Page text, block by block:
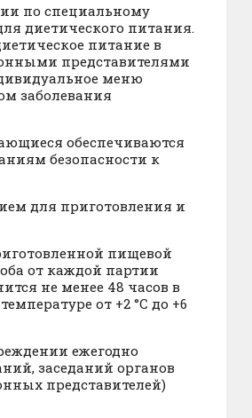
по специальному
диетического питания.
питание в
представителями
меню
заболевания
обеспечиваются
безопасности к
для приготовления и
пищевой
от каждой партии
не менее 48 часов в
от +2 °C до +6
ежегодно
заседаний органов
представителей)